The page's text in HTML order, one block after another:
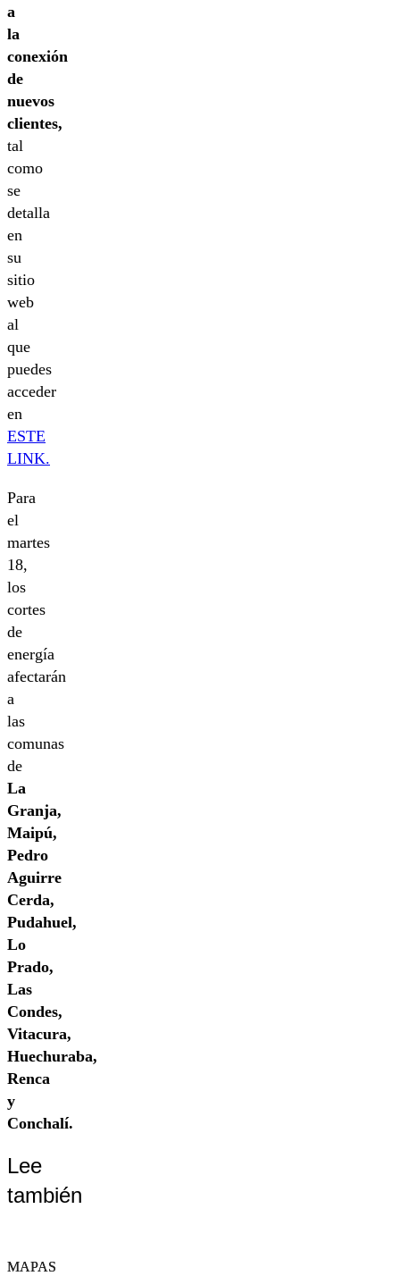
a
la
conexión
de
nuevos
clientes,
tal
como
se
detalla
en
su
sitio
web
al
que
puedes
acceder
en
ESTE
LINK.
Para
el
martes
18,
los
cortes
de
energía
afectarán
a
las
comunas
de
La
Granja,
Maipú,
Pedro
Aguirre
Cerda,
Pudahuel,
Lo
Prado,
Las
Condes,
Vitacura,
Huechuraba,
Renca
y
Conchalí.
Lee
también
MAPAS
MAPAS